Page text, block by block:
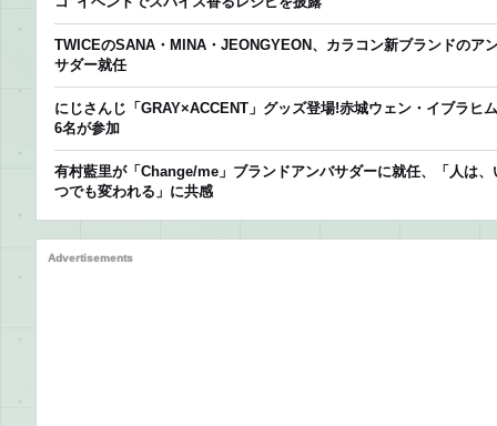
TWICEのSANA・MINA・JEONGYEON、カラコン新ブランドのア
サダー就任
にじさんじ「GRAY×ACCENT」グッズ登場!赤城ウェン・イブラヒ
6名が参加
有村藍里が「Change/me」ブランドアンバサダーに就任、「人は、
つでも変われる」に共感
Advertisements